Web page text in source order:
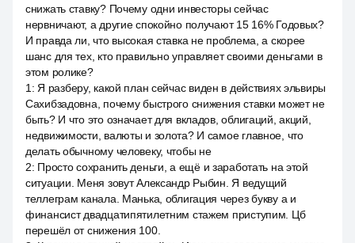
снижать ставку? Почему одни инвесторы сейчас
нервничают, а другие спокойно получают 15 16% Годовых?
И правда ли, что высокая ставка не проблема, а скорее
шанс для тех, кто правильно управляет своими деньгами в
этом ролике?
1 : Я разберу, какой план сейчас виден в действиях эльвиры
Сахибзадовна, почему быстрого снижения ставки может не
быть? И что это означает для вкладов, облигаций, акций,
недвижимости, валюты и золота? И самое главное, что
делать обычному человеку, чтобы не
2: Просто сохранить деньги, а ещё и заработать на этой
ситуации. Меня зовут Александр Рыбин. Я ведущий
теллеграм канала. Манька, облигация через букву а и
финансист двадцатипятилетним стажем приступим. Цб
перешёл от снижения 100.